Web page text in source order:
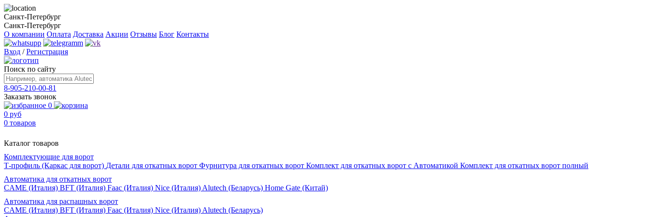
Санкт-Петербург
Санкт-Петербург
О компании Оплата Доставка Акции Отзывы Блог Контакты
Вход / Регистрация
Поиск по сайту
8-905-210-00-81
Заказать звонок
0
0 руб
0 товаров
Каталог товаров
Комплектующие для ворот
Т-профиль (Каркас для ворот) Детали для откатных ворот Фурнитура для откатных ворот Комплект для откатных ворот с Автоматикой Комплект для откатных ворот полный
Автоматика для откатных ворот
CAME (Италия) BFT (Италия) Faac (Италия) Nice (Италия) Alutech (Беларусь) Home Gate (Китай)
Автоматика для распашных ворот
CAME (Италия) BFT (Италия) Faac (Италия) Nice (Италия) Alutech (Беларусь)